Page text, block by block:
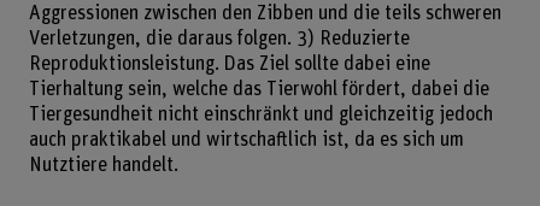
Aggressionen zwischen den Zibben und die teils schweren
Verletzungen, die daraus folgen. 3) Reduzierte
Reproduktionsleistung. Das Ziel sollte dabei eine
Tierhaltung sein, welche das Tierwohl fördert, dabei die
Tiergesundheit nicht einschränkt und gleichzeitig jedoch
auch praktikabel und wirtschaftlich ist, da es sich um
Nutztiere handelt.